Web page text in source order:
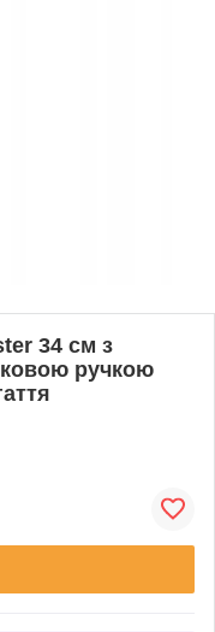
34 см з
ручкою